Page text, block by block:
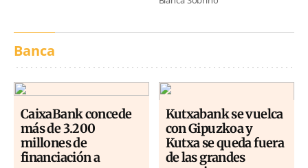
Banca
CaixaBank concede
más de 3.200
millones de
financiación a
Kutxabank se vuelca
con Gipuzkoa y
Kutxa se queda fuera
de las grandes